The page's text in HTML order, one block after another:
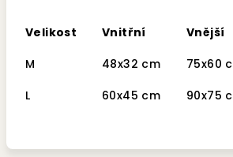
Velikost Vnitřní
Vnější
M
48x32 cm
75x60
L
60x45 cm 90x75